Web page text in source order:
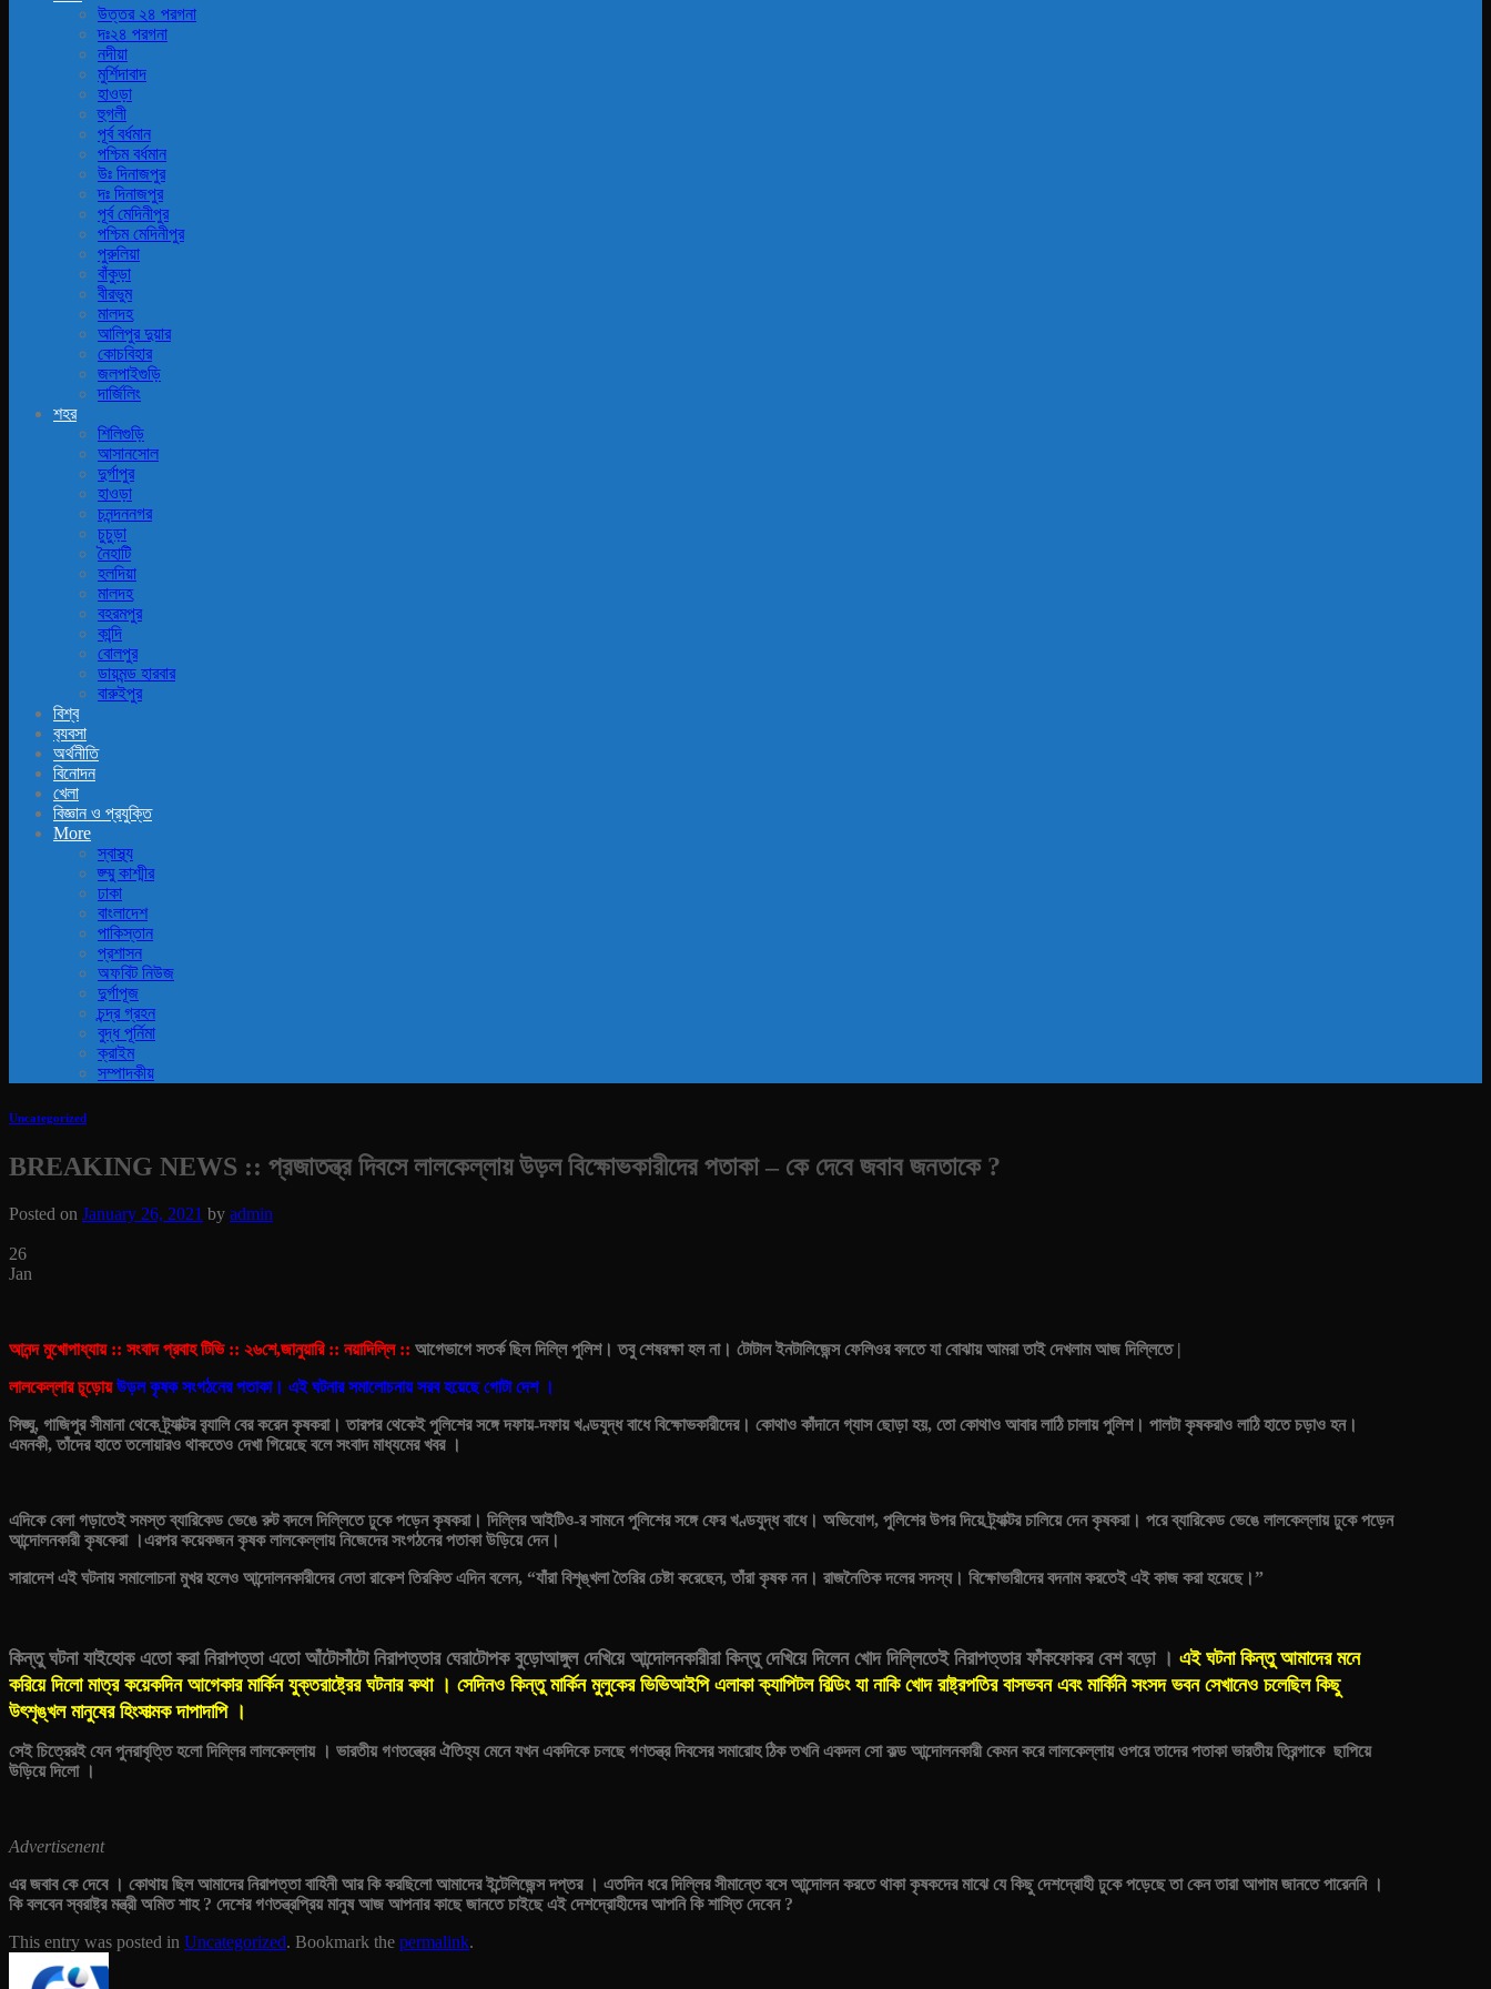
উত্তর ২৪ পরগনা
দঃ২৪ পরগনা
নদীয়া
মুর্শিদাবাদ
হাওড়া
হুগলী
পূর্ব বর্ধমান
পশ্চিম বর্ধমান
উঃ দিনাজপুর
দঃ দিনাজপুর
পূর্ব মেদিনীপুর
পশ্চিম মেদিনীপুর
পুরুলিয়া
বাঁকুড়া
বীরভুম
মালদহ
আলিপুর দুয়ার
কোচবিহার
জলপাইগুড়ি
দার্জিলিং
শহর
শিলিগুড়ি
আসানসোল
দুর্গাপুর
হাওড়া
চনন্দননগর
চুচুড়া
নৈহাটি
হলদিয়া
মালদহ
বহরমপুর
কান্দি
বোলপুর
ডায়মন্ড হারবার
বারুইপুর
বিশ্ব
ব‍্যবসা
অর্থনীতি
বিনোদন
খেলা
বিজ্ঞান ও প্রযুক্তি
More
স্বাস্থ্য
জ্ম্মু কাশ্মীর
ঢাকা
বাংলাদেশ
পাকিস্তান
প্রশাসন
অফবিট নিউজ
দুর্গাপূজ
চন্দ্র গ্রহন
বুদ্ধ পূর্নিমা
ক্রাইম
সম্পাদকীয়
Uncategorized
BREAKING NEWS :: প্রজাতন্ত্র দিবসে লালকেল্লায় উড়ল বিক্ষোভকারীদের পতাকা – কে দেবে জবাব জনতাকে ?
Posted on January 26, 2021 by admin
26
Jan
আনন্দ মুখোপাধ্যায় :: সংবাদ প্রবাহ টিভি :: ২৬শে,জানুয়ারি :: নয়াদিল্লি :: আগেভাগে সতর্ক ছিল দিল্লি পুলিশ। তবু শেষরক্ষা হল না। টোটাল ইনটালিজেন্স ফেলিওর বলতে যা বোঝায় আমরা তাই দেখলাম আজ দিল্লিতে |
লালকেল্লার চূড়োয় উড়ল কৃষক সংগঠনের পতাকা। এই ঘটনার সমালোচনায় সরব হয়েছে গোটা দেশ ।
সিঙ্ঘু, গাজিপুর সীমানা থেকে ট্র্যাক্টর ব়্যালি বের করেন কৃষকরা। তারপর থেকেই পুলিশের সঙ্গে দফায়-দফায় খণ্ডযুদ্ধ বাধে বিক্ষোভকারীদের। কোথাও কাঁদানে গ্যাস ছোড়া হয়, তো কোথাও আবার লাঠি চালায় পুলিশ। পালটা কৃষকরাও লাঠি হাতে চড়াও হন।
এমনকী, তাঁদের হাতে তলোয়ারও থাকতেও দেখা গিয়েছে বলে সংবাদ মাধ্যমের খবর ।
এদিকে বেলা গড়াতেই সমস্ত ব্যারিকেড ভেঙে রুট বদলে দিল্লিতে ঢুকে পড়েন কৃষকরা। দিল্লির আইটিও-র সামনে পুলিশের সঙ্গে ফের খণ্ডযুদ্ধ বাধে। অভিযোগ, পুলিশের উপর দিয়ে ট্র্যাক্টর চালিয়ে দেন কৃষকরা। পরে ব্যারিকেড ভেঙে লালকেল্লায় ঢুকে পড়েন
আন্দোলনকারী কৃষকেরা ।এরপর কয়েকজন কৃষক লালকেল্লায় নিজেদের সংগঠনের পতাকা উড়িয়ে দেন।
সারাদেশ এই ঘটনায় সমালোচনা মুখর হলেও আন্দোলনকারীদের নেতা রাকেশ তিরকিত এদিন বলেন, “যাঁরা বিশৃঙ্খলা তৈরির চেষ্টা করেছেন, তাঁরা কৃষক নন। রাজনৈতিক দলের সদস্য। বিক্ষোভারীদের বদনাম করতেই এই কাজ করা হয়েছে।”
কিন্তু ঘটনা যাইহোক এতো করা নিরাপত্তা এতো আঁটোসাঁটো নিরাপত্তার ঘেরাটোপক বুড়োআঙ্গুল দেখিয়ে আন্দোলনকারীরা কিন্তু দেখিয়ে দিলেন খোদ দিল্লিতেই নিরাপত্তার ফাঁকফোকর বেশ বড়ো । এই ঘটনা কিন্তু আমাদের মনে
করিয়ে দিলো মাত্র কয়েকদিন আগেকার মার্কিন যুক্তরাষ্ট্রের ঘটনার কথা । সেদিনও কিন্তু মার্কিন মুলুকের ভিভিআইপি এলাকা ক্যাপিটল বিল্ডিং যা নাকি খোদ রাষ্ট্রপতির বাসভবন এবং মার্কিনি সংসদ ভবন সেখানেও চলেছিল কিছু
উৎশৃঙ্খল মানুষের হিংসাত্মক দাপাদাপি ।
সেই চিত্রেরই যেন পুনরাবৃত্তি হলো দিল্লির লালকেল্লায় । ভারতীয় গণতন্ত্রের ঐতিহ্য মেনে যখন একদিকে চলছে গণতন্ত্র দিবসের সমারোহ ঠিক তখনি একদল সো কল্ড আন্দোলনকারী কেমন করে লালকেল্লায় ওপরে তাদের পতাকা ভারতীয় তিরন্গাকে ছাপিয়ে
উড়িয়ে দিলো ।
Advertisenent
এর জবাব কে দেবে । কোথায় ছিল আমাদের নিরাপত্তা বাহিনী আর কি করছিলো আমাদের ইন্টেলিজেন্স দপ্তর । এতদিন ধরে দিল্লির সীমান্তে বসে আন্দোলন করতে থাকা কৃষকদের মাঝে যে কিছু দেশদ্রোহী ঢুকে পড়েছে তা কেন তারা আগাম জানতে পারেননি ।
কি বলবেন স্বরাষ্ট্র মন্ত্রী অমিত শাহ ? দেশের গণতন্ত্রপ্রিয় মানুষ আজ আপনার কাছে জানতে চাইছে এই দেশদ্রোহীদের আপনি কি শাস্তি দেবেন ?
This entry was posted in Uncategorized. Bookmark the permalink.